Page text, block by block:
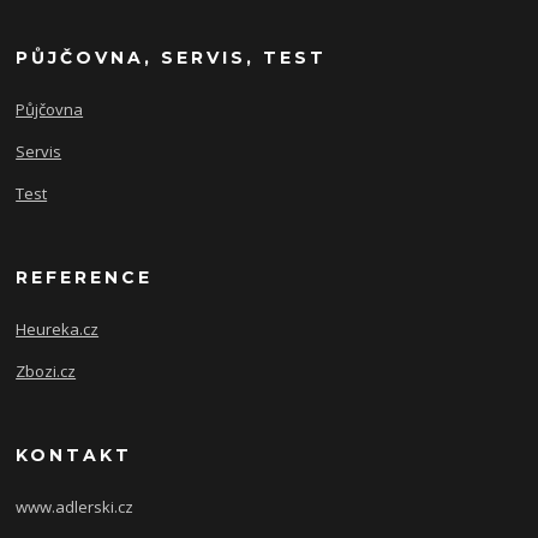
PŮJČOVNA, SERVIS, TEST
Půjčovna
Servis
Test
REFERENCE
Heureka.cz
Zbozi.cz
KONTAKT
www.adlerski.cz